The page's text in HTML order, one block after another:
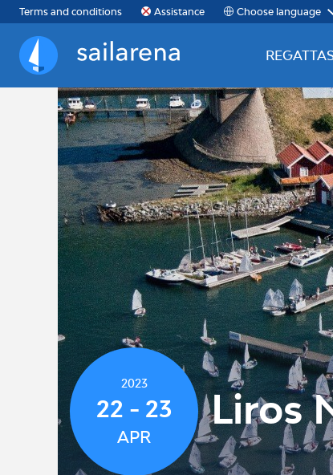
Terms and conditions Assistance Choose language
Sailarena
2023
22 - 23
APR
Liros